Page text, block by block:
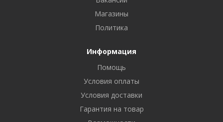
Магазины
Политика
Информация
Помощь
Условия оплаты
Условия доставки
Гарантия на товар